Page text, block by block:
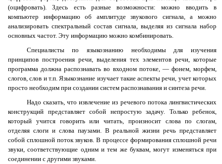
(оцифровать). Здесь есть разные возможности: можно вводить в
компьютер информацию об амплитуде звукового сигнала, а можно
анализировать спектральный состав сигнала, выделяя из сигнала набор
основных частот. Эту информацию можно комбинировать.
Специалисты по языкознанию необходимы для изучения
принципов построения речи, выделения тех элементов речи, которые
программа должна распознавать во входном потоке, — фонем, морфем,
слогов, слов и т.п. Языкознание изучает такие аспекты речи, учет которых
просто необходим при создании систем распознавания и синтеза речи.
Надо сказать, что извлечение из речевого потока лингвистических
конструкций представляет собой непростую задачу. Только ребенок,
который учится говорить или читать, произносит слова по слогам,
отделяя слоги и слова паузами. В реальной жизни речь представляет
собой сплошной поток звуков. В процессе формирования сплошной речи
звуки, соответствующие одним и тем же буквам, могут изменяться при
соединении с другими звуками.